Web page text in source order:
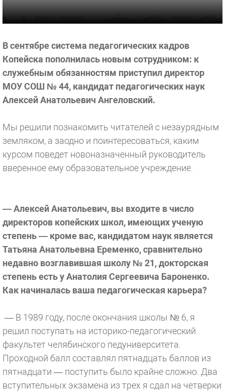
В сентябре система педагогических кадров
Копейска пополнилась новым сотрудником: к
служебным обязанностям приступил директор
МОУ СОШ № 44, кандидат педагогических наук
Алексей Анатольевич Ангеловский.
Мы решили познакомить читателей с незаурядным
земляком, а заодно и поинтересоваться, каким
курсом поведет новоназначенный руководитель
вверенное ему образовательное учреждение.
— Алексей Анатольевич, вы входите в число
директоров копейских школ, имеющих ученую
степень — кроме вас, кандидатом наук является
Татьяна Анатольевна Еременко, сравнительно
недавно возглавившая школу № 21, докторская
степень есть у Анатолия Сергеевича Бароненко.
Как начиналась ваша педагогическая карьера?
— В 1989 году, после окончания школы № 6, я
решил поступать на историко-педагогический
факультет челябинского педуниверситета.
Проходной балл составлял пятнадцать баллов из
пятнадцати — поступить было крайне сложно. Два
вступительных экзамена из трех я сдал на четверки